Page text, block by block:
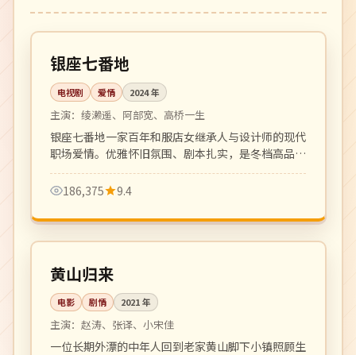
日本
热播
银座七番地
电视剧 爱情 2024年
主演： 绫濑遥、阿部宽、高桥一生
银座七番地一家百年和服店女继承人与设计师的现代
职场爱情。优雅怀旧氛围、剧本扎实，是冬档高品质
日剧。
186,375
9.4
中国
高分 125 分钟
黄山归来
电影 剧情 2021年
主演： 赵涛、张译、小宋佳
一位长期外漂的中年人回到老家黄山脚下小镇照顾生